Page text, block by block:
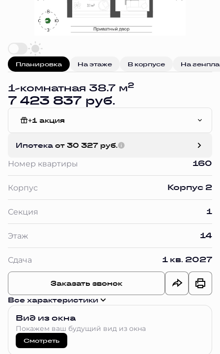
Планировка На этаже В корпусе На
1-комнатная 38.7 м2
7 423 837 руб.
+1 акция
Ипотека от 30 327 руб.
Номер квартиры 160
Корпус Корпус 2
Секция 1
Этаж 14
Сдача 1 кв. 2027
Заказать звонок
Все характеристики
Вид из окна
Покажем ваш будущий вид из окна
Смотреть